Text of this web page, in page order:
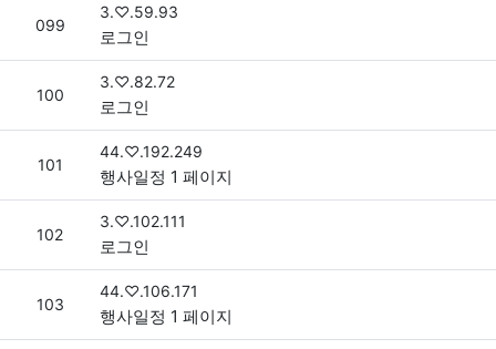
번호
099
접속자
3.♡.59.93
로그인
번호
100
접속자
3.♡.82.72
로그인
번호
101
접속자
44.♡.192.249
행사일정 1 페이지
번호
102
접속자
3.♡.102.111
로그인
번호
103
접속자
44.♡.106.171
행사일정 1 페이지